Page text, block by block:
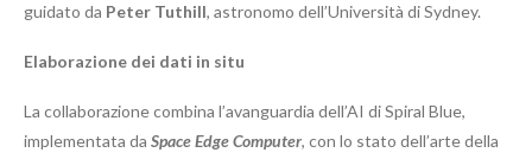
guidato da Peter Tuthill, astronomo dell’Università di Sydney.
Elaborazione dei dati in situ
La collaborazione combina l’avanguardia dell’AI di Spiral Blue,
implementata da Space Edge Computer, con lo stato dell’arte della